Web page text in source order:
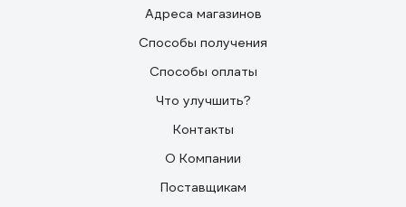
Адреса магазинов
Способы получения
Способы оплаты
Что улучшить?
Контакты
О Компании
Поставщикам